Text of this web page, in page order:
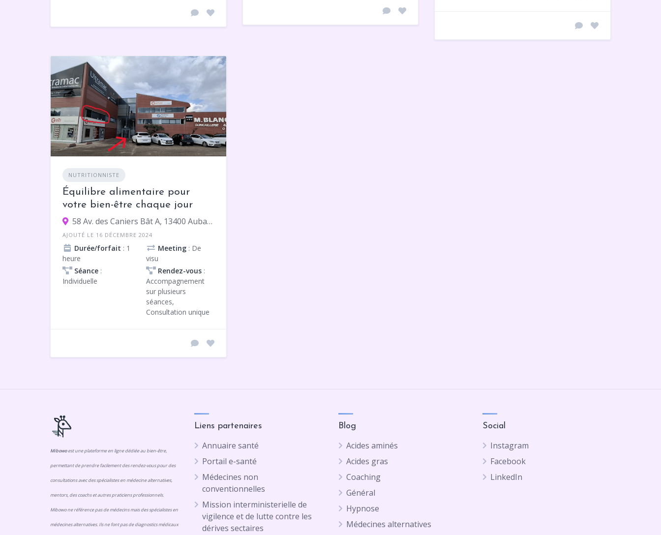
NUTRITIONNISTE
Équilibre alimentaire pour
votre bien-être chaque jour
58 Av. des Caniers Bât A, 13400 Aubagne
AJOUTÉ LE 16 DÉCEMBRE 2024
Durée/forfait : 1
heure
Meeting : De
visu
Séance :
Individuelle
Rendez-vous :
Accompagnement
sur plusieurs
séances,
Consultation unique
Mibowoest une plateforme en ligne dédiée au bien-être,
permettant de prendre facilement des rendez-vous pour des
consultations avec des spécialistes en médecine alternatives,
mentors, des coachs et autres praticiens professionnels.
Mibowo ne référence pas de médecins mais des spécialistes en
médecines alternatives. Ils ne font pas de diagnostics médicaux
Liens partenaires
Annuaire santé
Portail e-santé
Médecines non
conventionnelles
Mission interministerielle de
vigilence et de lutte contre les
dérives sectaires
Blog
Acides aminés
Acides gras
Coaching
Général
Hypnose
Médecines alternatives
Social
Instagram
Facebook
LinkedIn